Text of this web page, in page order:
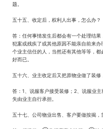
题。
五十五、收定后，权利人出事，怎么办？
答：任何事情发生后都会有一个处理结
犯案或残疾了或其他原因不能亲自前来
个业主信任的人，当然还有其他等等，
好而已。
五十六、业主收定后又把原物业做了装修
答：1、说服客户接受装修；2、说服业
失由业主自行承担。
五十七、公司物业出售、客户要做按揭，